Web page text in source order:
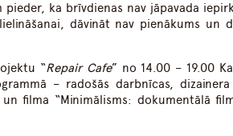
ka brīvdienas nav jāpavada
dāvināt nav pienākums un
“Repair Cafe” no 14.00 – 19.00
– radošās darbnīcas, dizainera
filma “Minimālisms: dokumentālā